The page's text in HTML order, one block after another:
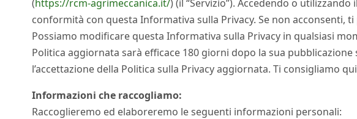
(https://rcm-agrimeccanica.it/) (il “Servizio”). Accedendo o
conformità con questa Informativa sulla Privacy. Se non acconsenti,
Possiamo modificare questa Informativa sulla Privacy in qualsiasi
Politica aggiornata sarà efficace 180 giorni dopo la sua
l’accettazione della Politica sulla Privacy aggiornata. Ti consigliamo
Informazioni che raccogliamo:
Raccoglieremo ed elaboreremo le seguenti informazioni personali: